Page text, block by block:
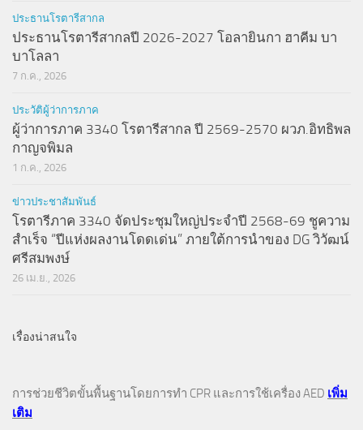
ประธานโรตารีสากล
ประธานโรตารีสากลปี 2026-2027 โอลายินกา ฮาคีม บา
บาโลลา
7 ก.ค., 2026
ประวัติผู้ว่าการภาค
ผู้ว่าการภาค 3340 โรตารีสากล ปี 2569-2570 ผวภ.อิทธิพล
กาญจพิมล
1 ก.ค., 2026
ข่าวประชาสัมพันธ์
โรตารีภาค 3340 จัดประชุมใหญ่ประจำปี 2568-69 ชูความ
สำเร็จ “ปีแห่งผลงานโดดเด่น” ภายใต้การนำของ DG วิวัฒน์
ศรีสมพงษ์
26 เม.ย., 2026
เรื่องน่าสนใจ
การช่วยชีวิตขั้นพื้นฐานโดยการทำ CPR และการใช้เครื่อง AED เพิ่ม
เติม